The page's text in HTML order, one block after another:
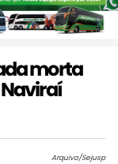
morta
Arquivo/Sejusp